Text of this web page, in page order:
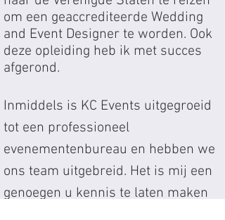
om een geaccrediteerde Wedding
and Event Designer te worden. Ook
deze opleiding heb ik met succes
afgerond.
Inmiddels is KC Events uitgegroeid
tot een professioneel
evenementenbureau en hebben we
ons team uitgebreid. Het is mij een
genoegen u kennis te laten maken